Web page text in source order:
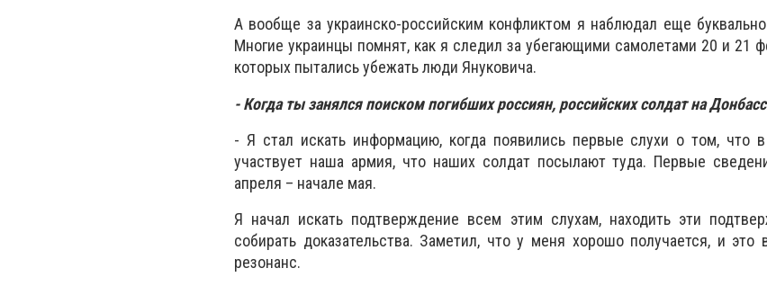
А вообще за украинско-российским конфликтом я наблюдал еще
Многие украинцы помнят, как я следил за убегающими самолетами 20 и 21
которых пытались убежать люди Януковича.
- Когда ты занялся поиском погибших россиян, российских солдат на
- Я стал искать информацию, когда появились первые слухи о том, что
участвует наша армия, что наших солдат посылают туда. Первые
апреля – начале мая.
Я начал искать подтверждение всем этим слухам, находить эти
собирать доказательства. Заметил, что у меня хорошо получается, и
резонанс.